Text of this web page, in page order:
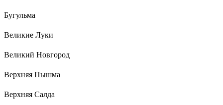
Бугульма
Великие Луки
Великий Новгород
Верхняя Пышма
Верхняя Салда